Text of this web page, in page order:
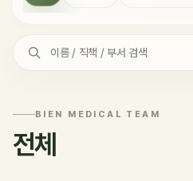
BIEN MEDICAL TEAM
전체